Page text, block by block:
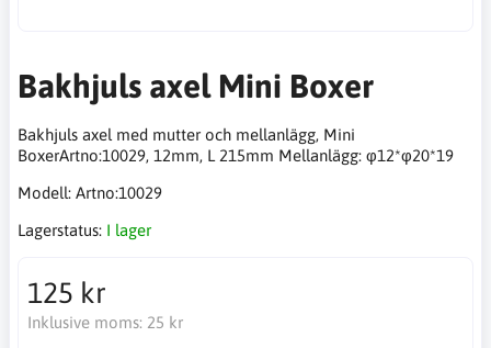
Bakhjuls axel Mini Boxer
Bakhjuls axel med mutter och mellanlägg, Mini
BoxerArtno:10029, 12mm, L 215mm Mellanlägg: φ12*φ20*19
Modell: Artno:10029
Lagerstatus: I lager
125 kr
Inklusive moms: 25 kr